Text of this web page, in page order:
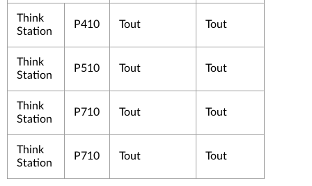
Think
Station
P410 Tout Tout
Think
Station
P510 Tout Tout
Think
Station
P710 Tout Tout
Think
Station
P710 Tout Tout